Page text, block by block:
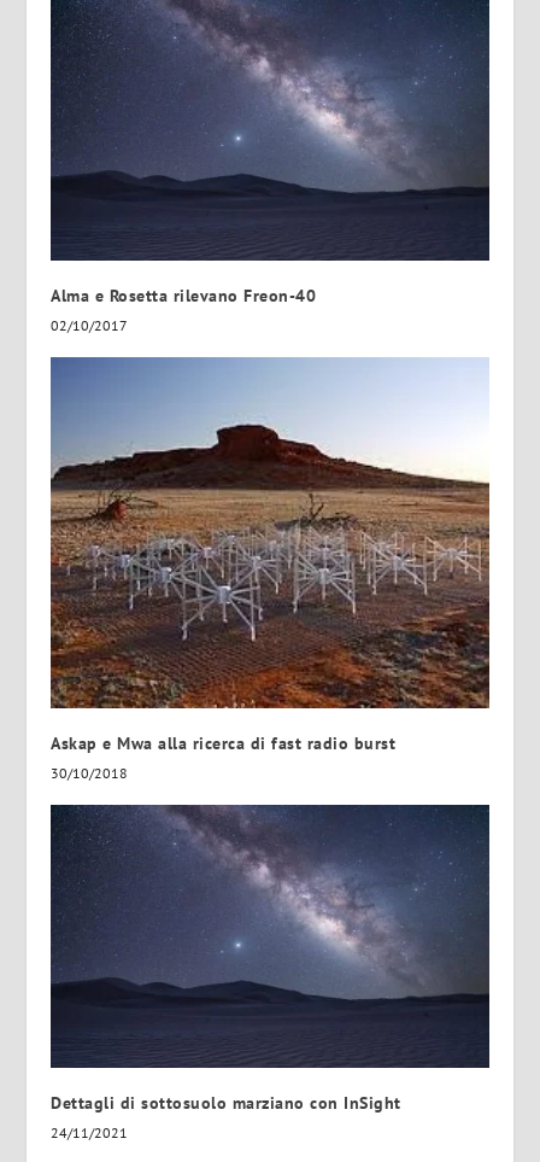
Alma e Rosetta rilevano Freon-40
02/10/2017
Askap e Mwa alla ricerca di fast radio burst
30/10/2018
Dettagli di sottosuolo marziano con InSight
24/11/2021